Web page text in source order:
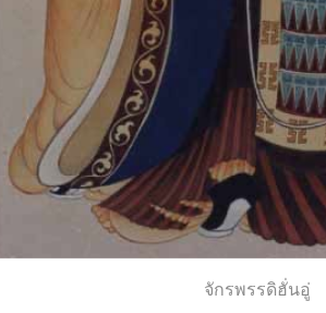
จักรพรรดิฮั่นอู่